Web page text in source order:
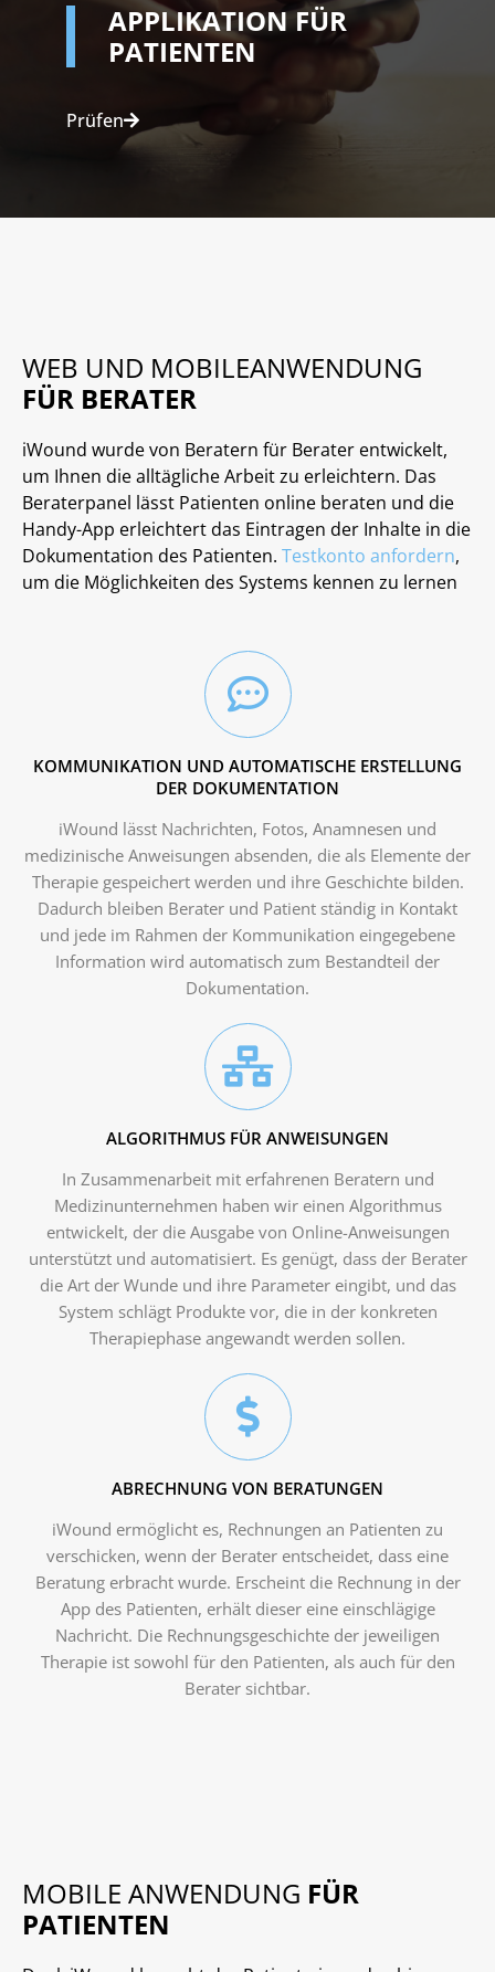
APPLIKATION FÜR
PATIENTEN
Prüfen
WEB UND MOBILEANWENDUNG
FÜR BERATER
iWound wurde von Beratern für Berater entwickelt,
um Ihnen die alltägliche Arbeit zu erleichtern. Das
Beraterpanel lässt Patienten online beraten und die
Handy-App erleichtert das Eintragen der Inhalte in die
Dokumentation des Patienten. Testkonto anfordern,
um die Möglichkeiten des Systems kennen zu lernen
KOMMUNIKATION UND AUTOMATISCHE ERSTELLUNG
DER DOKUMENTATION
iWound lässt Nachrichten, Fotos, Anamnesen und
medizinische Anweisungen absenden, die als Elemente der
Therapie gespeichert werden und ihre Geschichte bilden.
Dadurch bleiben Berater und Patient ständig in Kontakt
und jede im Rahmen der Kommunikation eingegebene
Information wird automatisch zum Bestandteil der
Dokumentation.
ALGORITHMUS FÜR ANWEISUNGEN
In Zusammenarbeit mit erfahrenen Beratern und
Medizinunternehmen haben wir einen Algorithmus
entwickelt, der die Ausgabe von Online-Anweisungen
unterstützt und automatisiert. Es genügt, dass der Berater
die Art der Wunde und ihre Parameter eingibt, und das
System schlägt Produkte vor, die in der konkreten
Therapiephase angewandt werden sollen.
ABRECHNUNG VON BERATUNGEN
iWound ermöglicht es, Rechnungen an Patienten zu
verschicken, wenn der Berater entscheidet, dass eine
Beratung erbracht wurde. Erscheint die Rechnung in der
App des Patienten, erhält dieser eine einschlägige
Nachricht. Die Rechnungsgeschichte der jeweiligen
Therapie ist sowohl für den Patienten, als auch für den
Berater sichtbar.
MOBILE ANWENDUNG FÜR
PATIENTEN